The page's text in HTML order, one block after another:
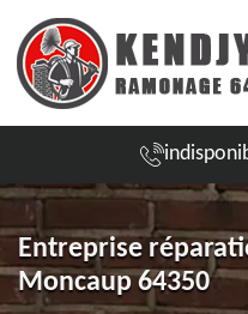
Entreprise
Moncaup 64350